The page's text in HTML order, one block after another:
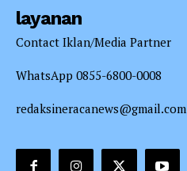
layanan
Contact Iklan/Media Partner
WhatsApp 0855-6800-0008
redaksineracanews@gmail.com